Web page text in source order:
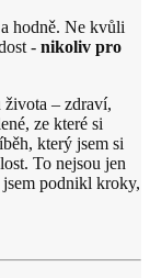
hodně. Ne kvůli
- nikoliv pro
života – zdraví,
ze které si
který jsem si
To nejsou jen
jsem podnikl kroky,